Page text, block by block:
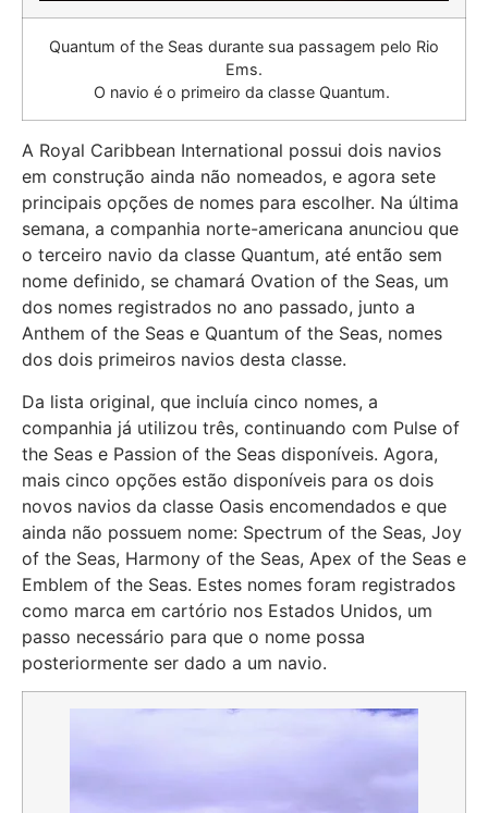
Quantum of the Seas durante sua passagem pelo Rio
Ems.
O navio é o primeiro da classe Quantum.
A Royal Caribbean International possui dois navios
em construção ainda não nomeados, e agora sete
principais opções de nomes para escolher. Na última
semana, a companhia norte-americana anunciou que
o terceiro navio da classe Quantum, até então sem
nome definido, se chamará Ovation of the Seas, um
dos nomes registrados no ano passado, junto a
Anthem of the Seas e Quantum of the Seas, nomes
dos dois primeiros navios desta classe.
Da lista original, que incluía cinco nomes, a
companhia já utilizou três, continuando com Pulse of
the Seas e Passion of the Seas disponíveis. Agora,
mais cinco opções estão disponíveis para os dois
novos navios da classe Oasis encomendados e que
ainda não possuem nome: Spectrum of the Seas, Joy
of the Seas, Harmony of the Seas, Apex of the Seas e
Emblem of the Seas. Estes nomes foram registrados
como marca em cartório nos Estados Unidos, um
passo necessário para que o nome possa
posteriormente ser dado a um navio.